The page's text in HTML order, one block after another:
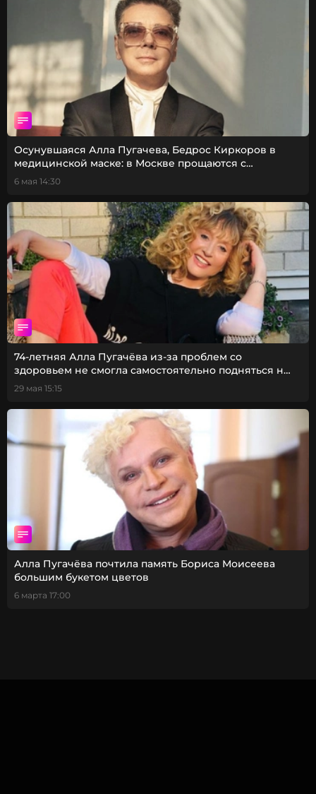
Осунувшаяся Алла Пугачева, Бедрос Киркоров в
медицинской маске: в Москве прощаются с
Юдашкиным
6 мая 14:30
74-летняя Алла Пугачёва из-за проблем со
здоровьем не смогла самостоятельно подняться на
сцену
29 мая 15:15
Алла Пугачёва почтила память Бориса Моисеева
большим букетом цветов
6 марта 17:00